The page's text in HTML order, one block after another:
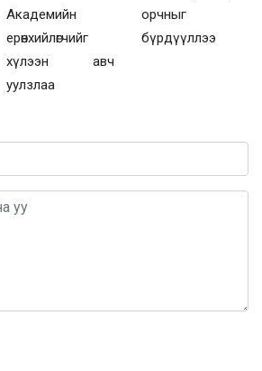
Академийн
ерөнхийлөгчийг
хүлээн авч
уулзлаа
орчныг
бүрдүүллээ